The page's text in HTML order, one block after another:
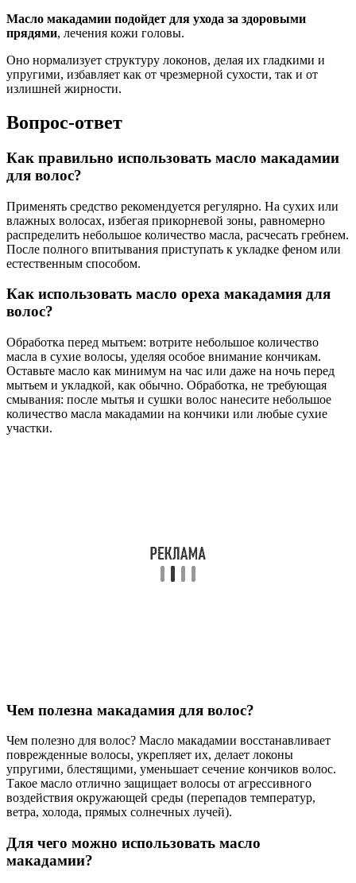
Масло макадамии подойдет для ухода за здоровыми
прядями, лечения кожи головы.
Оно нормализует структуру локонов, делая их гладкими и
упругими, избавляет как от чрезмерной сухости, так и от
излишней жирности.
Вопрос-ответ
Как правильно использовать масло макадамии
для волос?
Применять средство рекомендуется регулярно. На сухих или
влажных волосах, избегая прикорневой зоны, равномерно
распределить небольшое количество масла, расчесать гребнем.
После полного впитывания приступать к укладке феном или
естественным способом.
Как использовать масло ореха макадамия для
волос?
Обработка перед мытьем: вотрите небольшое количество
масла в сухие волосы, уделяя особое внимание кончикам.
Оставьте масло как минимум на час или даже на ночь перед
мытьем и укладкой, как обычно. Обработка, не требующая
смывания: после мытья и сушки волос нанесите небольшое
количество масла макадамии на кончики или любые сухие
участки.
Чем полезна макадамия для волос?
Чем полезно для волос? Масло макадамии восстанавливает
поврежденные волосы, укрепляет их, делает локоны
упругими, блестящими, уменьшает сечение кончиков волос.
Такое масло отлично защищает волосы от агрессивного
воздействия окружающей среды (перепадов температур,
ветра, холода, прямых солнечных лучей).
Для чего можно использовать масло
макадамии?